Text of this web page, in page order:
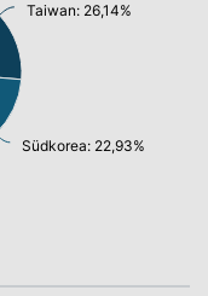
Taiwan: 26,14%
Südkorea: 22,93%